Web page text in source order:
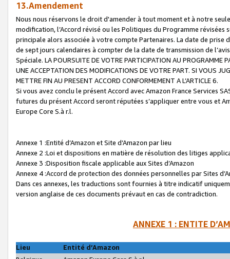
13.Amendement
Nous nous réservons le droit d'amender à tout moment et à notre
modification, l’Accord révisé ou les Politiques du Programme
principale alors associée à votre compte Partenaires. La date de
de sept jours calendaires à compter de la date de transmission de
Spéciale. LA POURSUITE DE VOTRE PARTICIPATION AU PROGRAMME
UNE ACCEPTATION DES MODIFICATIONS DE VOTRE PART. SI VOUS
METTRE FIN AU PRESENT ACCORD CONFORMEMENT A L’ARTICLE 6.
Si vous avez conclu le présent Accord avec Amazon France Services
futures du présent Accord seront réputées s’appliquer entre vous et
Europe Core S.à r.l.
Annexe 1 :Entité d’Amazon et Site d’Amazon par lieu
Annexe 2 :Loi et dispositions en matière de résolution des litiges
Annexe 3 :Disposition fiscale applicable aux Sites d’Amazon
Annexe 4 :Accord de protection des données personnelles par Sites
Dans ces annexes, les traductions sont fournies à titre indicatif
version anglaise de ces documents prévaut en cas de contradiction.
ANNEXE 1 : ENTITE
Lieu
Entité d’Amazon